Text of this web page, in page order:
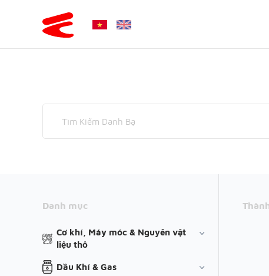
Danh mục
Cơ khí, Máy móc & Nguyên vật
liệu thô
Dầu Khí & Gas